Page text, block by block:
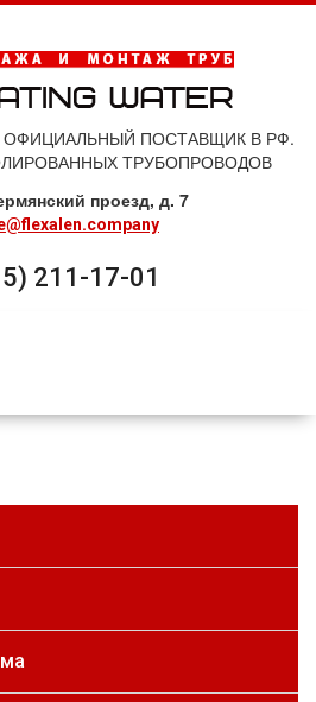
ПОСТАВЩИК В РФ.
ТРУБОПРОВОДОВ
проезд, д. 7
211-17-01